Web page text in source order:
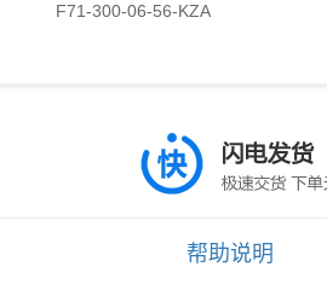
F71-300-06-56-KZA
帮助说明